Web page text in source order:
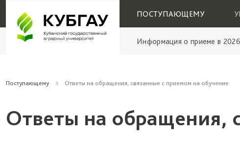
ПОСТУПАЮЩЕМУ
Информация о приеме в
Поступающему Ответы на обращения, связанные с приемом на обучение
Ответы на обращения,